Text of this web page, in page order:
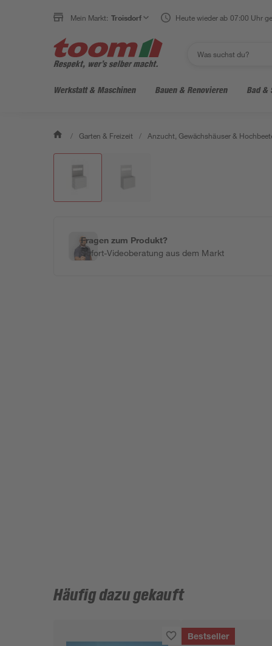
Mein Markt: Troisdorf Heute wieder ab 07:00 Uhr
Werkstatt & Maschinen Bauen & Renovieren Bad &
/ Garten & Freizeit / Anzucht, Gewächshäuser &
Fragen zum Produkt?
Sofort-Videoberatung aus dem Markt
Häufig dazu gekauft
Bestseller